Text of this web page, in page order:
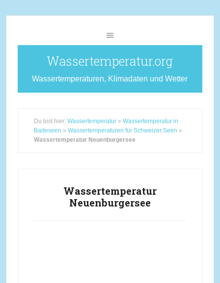
Wassertemperatur.org
Wassertemperaturen, Klimadaten und Wetter
Du bist hier: Wassertemperatur» Wassertemperatur in
Badeseen » Wassertemperaturen für Schweizer Seen »
Wassertemperatur Neuenburgersee
Wassertemperatur
Neuenburgersee